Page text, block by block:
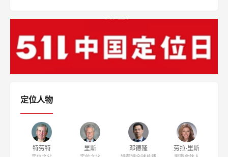
定位人物
特劳特 里斯 邓德隆 劳拉·里斯